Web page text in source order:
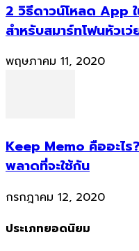
2 วิธีดาวน์โหลด App
สำหรับสมาร์ทโฟนหัวเว่
พฤษภาคม 11, 2020
Keep Memo คืออะไร
พลาดที่จะใช้กัน
กรกฎาคม 12, 2020
ประเภทยอดนิยม